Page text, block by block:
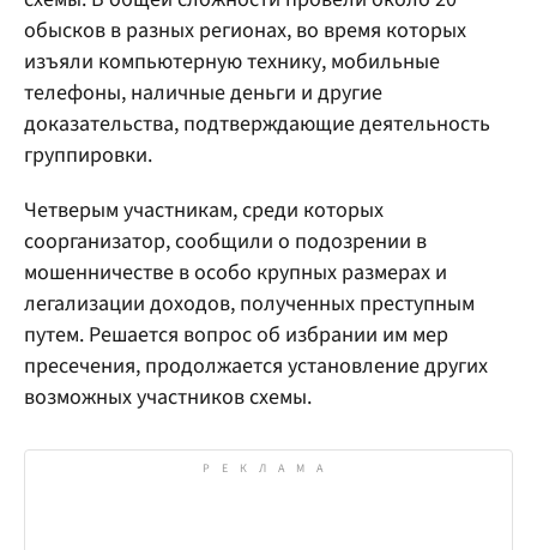
обысков в разных регионах, во время которых
изъяли компьютерную технику, мобильные
телефоны, наличные деньги и другие
доказательства, подтверждающие деятельность
группировки.
Четверым участникам, среди которых
соорганизатор, сообщили о подозрении в
мошенничестве в особо крупных размерах и
легализации доходов, полученных преступным
путем. Решается вопрос об избрании им мер
пресечения, продолжается установление других
возможных участников схемы.